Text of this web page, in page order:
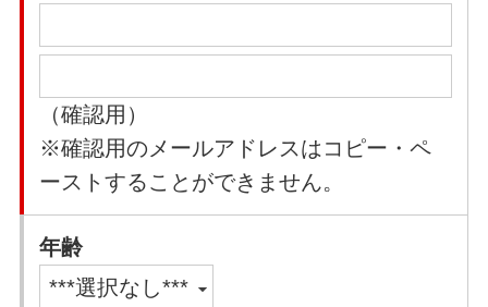
（確認用）
※確認用のメールアドレスはコピー・ペ
ーストすることができません。
年齢